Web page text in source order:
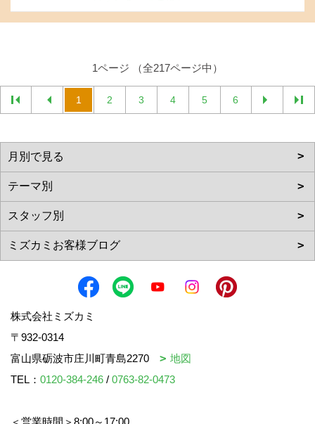
1ページ （全217ページ中）
1 2 3 4 5 6
株式会社ミズカミ
〒932-0314
富山県砺波市庄川町青島2270
地図
TEL： 0120-384-246 / 0763-82-0473
＜営業時間＞8:00～17:00